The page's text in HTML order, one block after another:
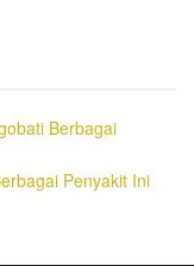
Berbagai
Penyakit Ini